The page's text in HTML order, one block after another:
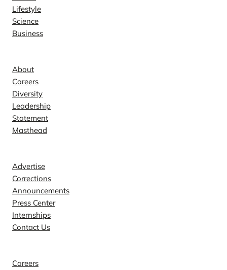
Lifestyle
Science
Business
About
Careers
Diversity
Leadership
Statement
Masthead
Advertise
Corrections
Announcements
Press Center
Internships
Contact Us
Careers